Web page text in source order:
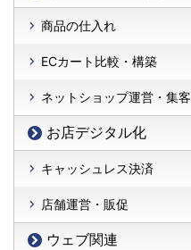
商品の仕入れ
ECカート比較・構築
ネットショップ運営・集客
お店デジタル化
キャッシュレス決済
店舗運営・販促
ウェブ関連